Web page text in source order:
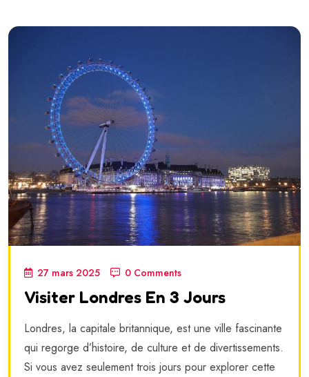
27 mars 2025 0 Comments
Visiter Londres En 3 Jours
Londres, la capitale britannique, est une ville fascinante
qui regorge d’histoire, de culture et de divertissements.
Si vous avez seulement trois jours pour explorer cette